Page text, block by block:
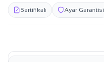
Sertifikalı Ayar Garantisi